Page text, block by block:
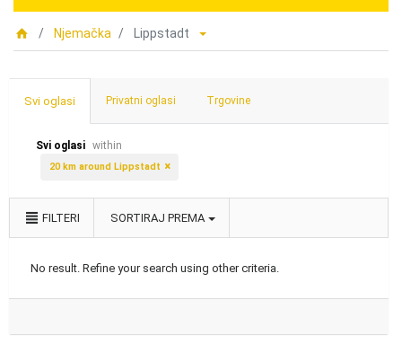
Njemačka Lippstadt
Svi oglasi Privatni oglasi Trgovine
Svi oglasi within
20 km around Lippstadt
FILTERI SORTIRAJ PREMA
No result. Refine your search using other criteria.